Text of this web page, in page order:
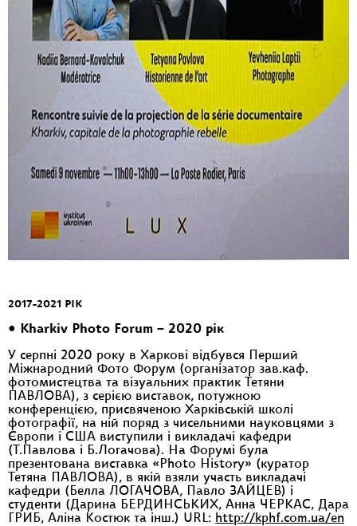
2017-2021 РІК
• Kharkiv Photo Forum – 2020 рік
У серпні 2020 року в Харкові відбувся Перший
Міжнародний Фото Форум (організатор зав.каф.
фотомистецтва та візуальних практик Тетяни
ПАВЛОВА), з серією виставок, потужною
конференцією, присвяченою Харківській школі
фотографії, на ній поряд з чисельними науковцями з
Європи і США виступили і викладачі кафедри
(Т.Павлова і Б.Логачова). На Форумі була
презентована виставка «Photo History» (куратор
Тетяна ПАВЛОВА), в якій взяли участь викладачі
кафедри (Белла ЛОГАЧОВА, Павло ЗАЙЦЕВ) і
студенти (Дарина БЕРДИНСЬКИХ, Анна ЧЕРКАС, Дара
ГРИБ, Аліна Костюк та інш.) URL: http://kphf.com.ua/en